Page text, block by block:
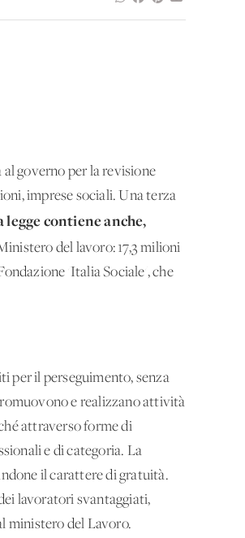
al governo per la revisione
imprese sociali. Una terza
legge contiene anche,
del lavoro: 17,3 milioni
'Italia Sociale', che
per il perseguimento, senza
e realizzano attività
attraverso forme di
e di categoria. La
il carattere di gratuità.
lavoratori svantaggiati,
ministero del Lavoro.